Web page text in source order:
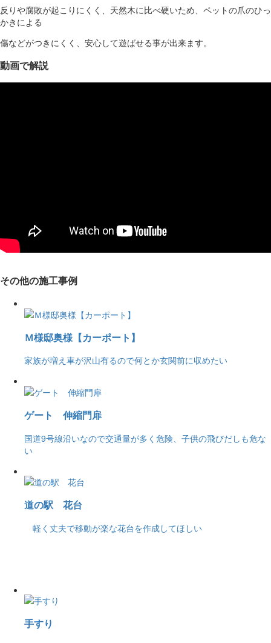
反りや腐敗が起こりにくく、天然木に比べ硬いため、ペットの爪のひっ
かきによる
傷などがつきにくく、安心して遊ばせる事が出来ます。
動画で解説
その他の施工事例
Ｍ様邸奥様【カーポート】
家族が増え車が沢山有るので何とか玄関前に収めたい
ゲート 伸縮門扉
国道9号線沿いなので交通量が多く危険、子供の飛びだしも危な
い
道の駅 花台
軽く丈夫で移動が楽な花台を作成してほしい
手すり